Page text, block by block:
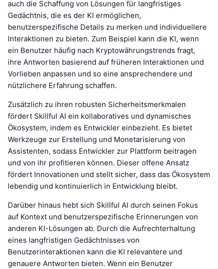
auch die Schaffung von Lösungen für langfristiges
Gedächtnis, die es der KI ermöglichen,
benutzerspezifische Details zu merken und individuellere
Interaktionen zu bieten. Zum Beispiel kann die KI, wenn
ein Benutzer häufig nach Kryptowährungstrends fragt,
ihre Antworten basierend auf früheren Interaktionen und
Vorlieben anpassen und so eine ansprechendere und
nützlichere Erfahrung schaffen.
Zusätzlich zu ihren robusten Sicherheitsmerkmalen
fördert Skillful AI ein kollaboratives und dynamisches
Ökosystem, indem es Entwickler einbezieht. Es bietet
Werkzeuge zur Erstellung und Monetarisierung von
Assistenten, sodass Entwickler zur Plattform beitragen
und von ihr profitieren können. Dieser offene Ansatz
fördert Innovationen und stellt sicher, dass das Ökosystem
lebendig und kontinuierlich in Entwicklung bleibt.
Darüber hinaus hebt sich Skillful AI durch seinen Fokus
auf Kontext und benutzerspezifische Erinnerungen von
anderen KI-Lösungen ab. Durch die Aufrechterhaltung
eines langfristigen Gedächtnisses von
Benutzerinteraktionen kann die KI relevantere und
genauere Antworten bieten. Wenn ein Benutzer